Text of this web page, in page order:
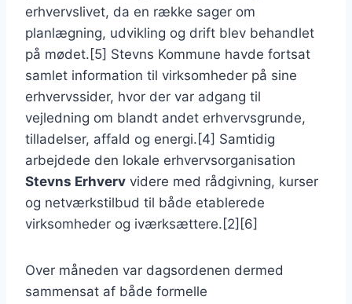
erhvervslivet, da en række sager om
planlægning, udvikling og drift blev behandlet
på mødet.[5] Stevns Kommune havde fortsat
samlet information til virksomheder på sine
erhvervssider, hvor der var adgang til
vejledning om blandt andet erhvervsgrunde,
tilladelser, affald og energi.[4] Samtidig
arbejdede den lokale erhvervsorganisation
Stevns Erhverv videre med rådgivning, kurser
og netværkstilbud til både etablerede
virksomheder og iværksættere.[2][6]
Over måneden var dagsordenen dermed
sammensat af både formelle